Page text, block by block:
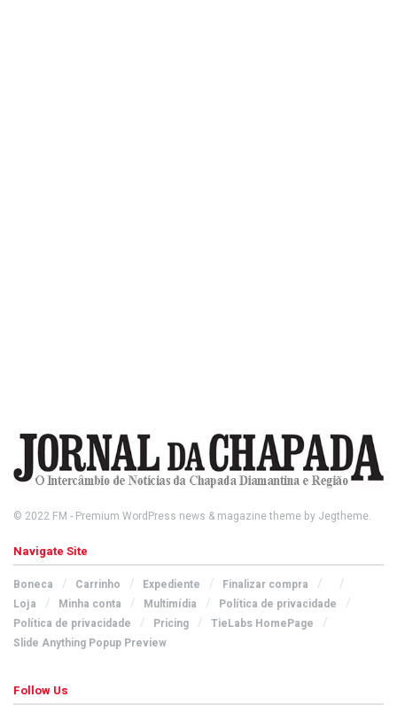
© 2022 FM - Premium WordPress news & magazine theme by Jegtheme.
Navigate Site
Boneca Carrinho Expediente
Finalizar compra
Loja
Minha conta Multimídia
Política de privacidade
Política de privacidade
Pricing
TieLabs HomePage
Slide Anything Popup Preview
Follow Us